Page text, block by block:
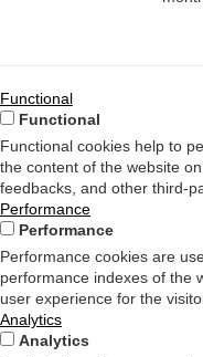
Functional
Functional
Functional cookies help to
the content of the website
feedbacks, and other third-
Performance
Performance
Performance cookies are
performance indexes of the
user experience for the
Analytics
Analytics